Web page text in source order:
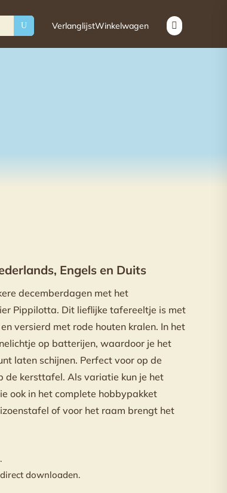
U VerlanglijstWinkelwagen 
Engels en Duits
decemberdagen met het
Pippilotta. Dit lieflijke tafereeltje is met
versierd met rode houten kralen. In het
op batterijen, waardoor je het
laten schijnen. Perfect voor op de
de kersttafel. Als variatie kun je het
ook in het complete hobbypakket
of voor het raam brengt het
downloaden.